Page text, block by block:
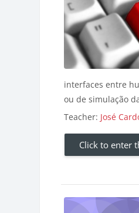
interfaces entre
ou de simulação
Teacher: José
Click to enter